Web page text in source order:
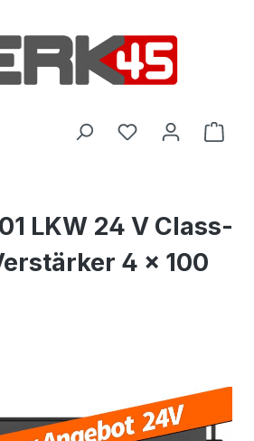
LKW 24 V Class-
4 x 100